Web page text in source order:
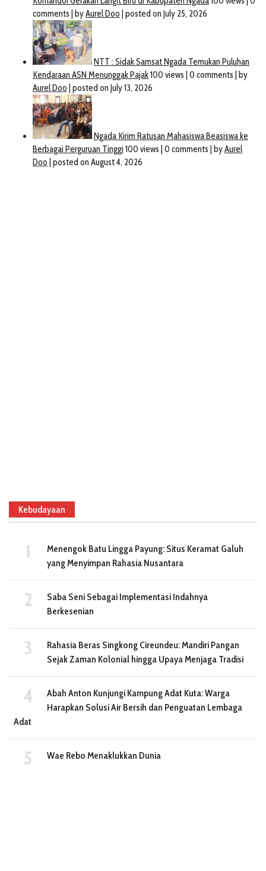
Kebudayaan
Menengok Batu Lingga Payung: Situs Keramat Galuh
yang Menyimpan Rahasia Nusantara
Saba Seni Sebagai Implementasi Indahnya
Berkesenian
Rahasia Beras Singkong Cireundeu: Mandiri Pangan
Sejak Zaman Kolonial hingga Upaya Menjaga Tradisi
Abah Anton Kunjungi Kampung Adat Kuta: Warga
Harapkan Solusi Air Bersih dan Penguatan Lembaga
Adat
Wae Rebo Menaklukkan Dunia